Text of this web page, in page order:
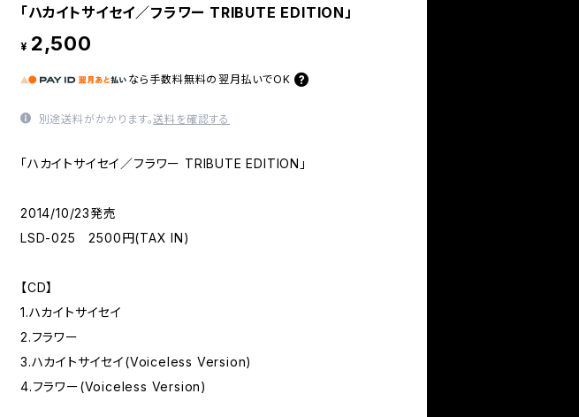
「ハカイトサイセイ／フラワー TRIBUTE EDITION」
¥ 2,500
なら 手数料無料の 翌月払いでOK
別途送料がかかります。送料を確認する
「ハカイトサイセイ／フラワー TRIBUTE EDITION」
2014/10/23発売
LSD-025 2500円(TAX IN)
【CD】
1.ハカイトサイセイ
2.フラワー
3.ハカイトサイセイ(Voiceless Version)
4.フラワー(Voiceless Version)